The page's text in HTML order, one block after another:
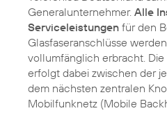
Generalunternehmer. Alle
Serviceleistungen für den
Glasfaseranschlüsse
vollumfänglich erbracht.
erfolgt dabei zwischen der
dem nächsten zentralen
Mobilfunknetz (Mobile